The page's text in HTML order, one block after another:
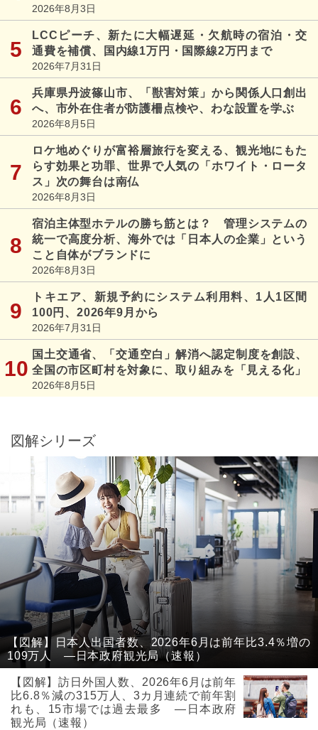
2026年8月3日
LCCピーチ、新たに大幅遅延・欠航時の宿泊・交
通費を補償、国内線1万円・国際線2万円まで
2026年7月31日
兵庫県丹波篠山市、「獣害対策」から関係人口創出
へ、市外在住者が防護柵点検や、わな設置を学ぶ
2026年8月5日
ロケ地めぐりが富裕層旅行を変える、観光地にもた
らす効果と功罪、世界で人気の「ホワイト・ロータ
ス」次の舞台は南仏
2026年8月3日
宿泊主体型ホテルの勝ち筋とは？ 管理システムの
統一で高度分析、海外では「日本人の企業」という
こと自体がブランドに
2026年8月3日
トキエア、新規予約にシステム利用料、1人1区間
100円、2026年9月から
2026年7月31日
国土交通省、「交通空白」解消へ認定制度を創設、
全国の市区町村を対象に、取り組みを「見える化」
2026年8月5日
図解シリーズ
【図解】日本人出国者数、2026年6月は前年比3.4％増の
109万人 ―日本政府観光局（速報）
【図解】訪日外国人数、2026年6月は前年
比6.8％減の315万人、3カ月連続で前年割
れも、15市場では過去最多 ―日本政府
観光局（速報）